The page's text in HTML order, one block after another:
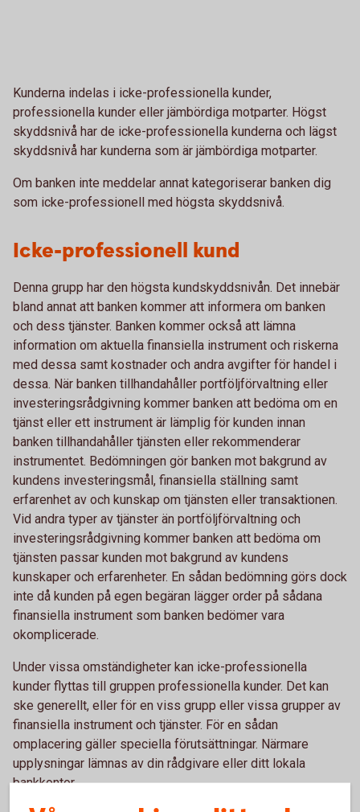
Kunderna indelas i icke-professionella kunder,
professionella kunder eller jämbördiga motparter. Högst
skyddsnivå har de icke-professionella kunderna och lägst
skyddsnivå har kunderna som är jämbördiga motparter.
Om banken inte meddelar annat kategoriserar banken dig
som icke-professionell med högsta skyddsnivå.
Icke-professionell kund
Denna grupp har den högsta kundskyddsnivån. Det innebär
bland annat att banken kommer att informera om banken
och dess tjänster. Banken kommer också att lämna
information om aktuella finansiella instrument och riskerna
med dessa samt kostnader och andra avgifter för handel i
dessa. När banken tillhandahåller portföljförvaltning eller
investeringsrådgivning kommer banken att bedöma om en
tjänst eller ett instrument är lämplig för kunden innan
banken tillhandahåller tjänsten eller rekommenderar
instrumentet. Bedömningen gör banken mot bakgrund av
kundens investeringsmål, finansiella ställning samt
erfarenhet av och kunskap om tjänsten eller transaktionen.
Vid andra typer av tjänster än portföljförvaltning och
investeringsrådgivning kommer banken att bedöma om
tjänsten passar kunden mot bakgrund av kundens
kunskaper och erfarenheter. En sådan bedömning görs dock
inte då kunden på egen begäran lägger order på sådana
finansiella instrument som banken bedömer vara
okomplicerade.
Under vissa omständigheter kan icke-professionella
kunder flyttas till gruppen professionella kunder. Det kan
ske generellt, eller för en viss grupp eller vissa grupper av
finansiella instrument och tjänster. För en sådan
omplacering gäller speciella förutsättningar. Närmare
upplysningar lämnas av din rådgivare eller ditt lokala
bankkontor.